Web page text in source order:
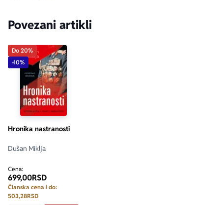
Povezani artikli
Do 20%
-10%
Hronika nastranosti
Dušan Miklja
Cena:
699,00RSD
Članska cena i do:
503,28RSD